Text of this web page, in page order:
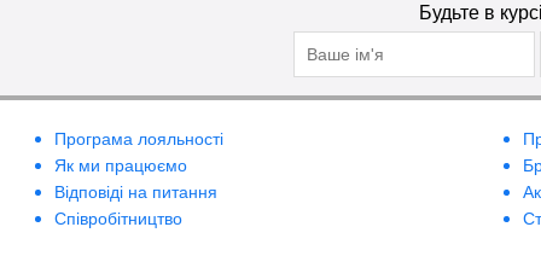
Будьте в
Програма лояльності
Як ми працюємо
Відповіді на питання
Співробітництво